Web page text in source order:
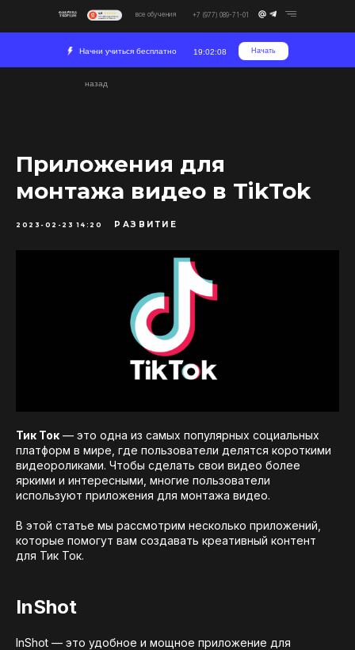
все обучения +7 (977) 089-71-01
19:02:08
Начни учиться бесплатно Начать
назад
Приложения для
монтажа видео в TikTok
2023-02-23 14:20 РАЗВИТИЕ
Тик Ток — это одна из самых популярных социальных
платформ в мире, где пользователи делятся короткими
видеороликами. Чтобы сделать свои видео более
яркими и интересными, многие пользователи
используют приложения для монтажа видео.
В этой статье мы рассмотрим несколько приложений,
которые помогут вам создавать креативный контент
для Тик Ток.
InShot
InShot — это удобное и мощное приложение для